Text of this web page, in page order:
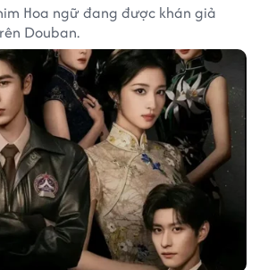
Hoa ngữ đang được khán giả
Douban.